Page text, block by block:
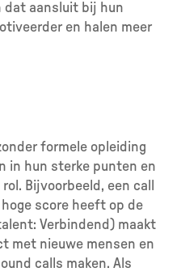
dat aansluit bij hun
en halen meer
formele opleiding
in hun sterke punten en
Bijvoorbeeld, een call
score heeft op de
Verbindend) maakt
met nieuwe mensen en
calls maken. Als